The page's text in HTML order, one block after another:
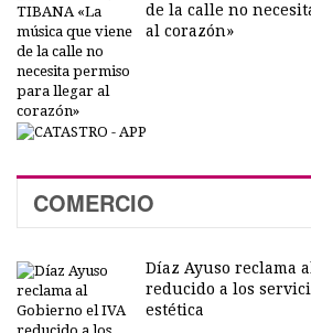
de la calle no
al corazón»
COMERCIO
Díaz Ayuso reclama
reducido a los
estética